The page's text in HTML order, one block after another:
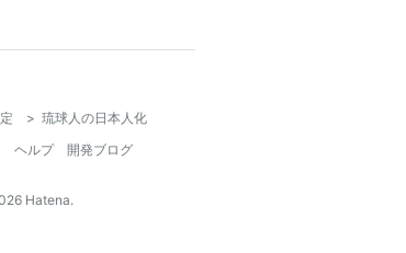
> 琉球人の日本人化
ヘルプ
開発ブログ
Hatena.